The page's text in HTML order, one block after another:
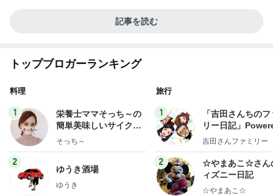
記事を読む
トップブロガーランキング
料理
1
栄養士ママそっち～の
簡単美味しいサイクル
献立
そっち～
2
ゆうき酒場
ゆうき
旅行
1
「吉田さんちの
リー日記」
y Ameba 吉田さ
ログ
吉田さんファミリー
2
☆やまあこ☆さん
ィズニー日記
☆やまあこ☆